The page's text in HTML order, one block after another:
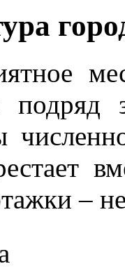
подряд
–